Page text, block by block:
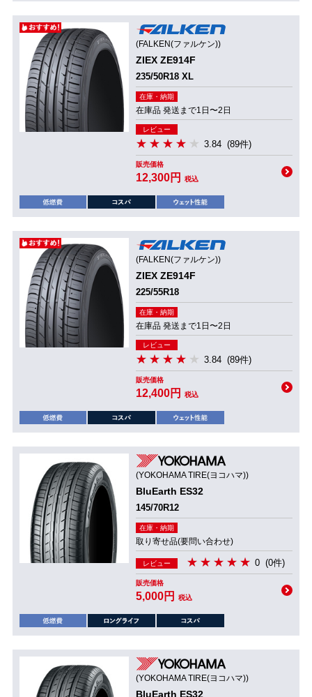
(FALKEN(ファルケン))
ZIEX ZE914F
235/50R18 XL
在庫・納期
在庫品 発送まで1日〜2日
レビュー
3.84 (89件)
販売価格
12,300円 税込
(FALKEN(ファルケン))
ZIEX ZE914F
225/55R18
在庫・納期
在庫品 発送まで1日〜2日
レビュー
3.84 (89件)
販売価格
12,400円 税込
(YOKOHAMA TIRE(ヨコハマ))
BluEarth ES32
145/70R12
在庫・納期
取り寄せ品(要問い合わせ)
レビュー 0 (0件)
販売価格
5,000円 税込
(YOKOHAMA TIRE(ヨコハマ))
BluEarth ES32